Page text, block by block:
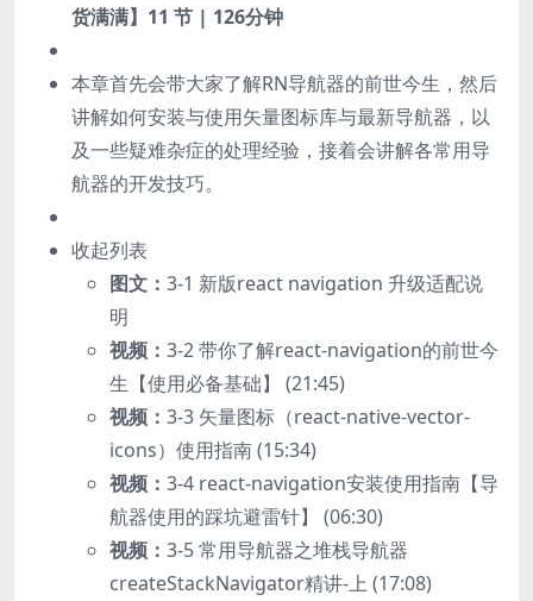
货满满】 11 节 | 126分钟
本章首先会带大家了解RN导航器的前世今生，然后
讲解如何安装与使用矢量图标库与最新导航器，以
及一些疑难杂症的处理经验，接着会讲解各常用导
航器的开发技巧。
收起列表
图文： 3-1 新版react navigation 升级适配说
明
视频： 3-2 带你了解react-navigation的前世今
生【使用必备基础】 (21:45)
视频： 3-3 矢量图标（react-native-vector-
icons）使用指南 (15:34)
视频： 3-4 react-navigation安装使用指南【导
航器使用的踩坑避雷针】 (06:30)
视频： 3-5 常用导航器之堆栈导航器
createStackNavigator精讲-上 (17:08)